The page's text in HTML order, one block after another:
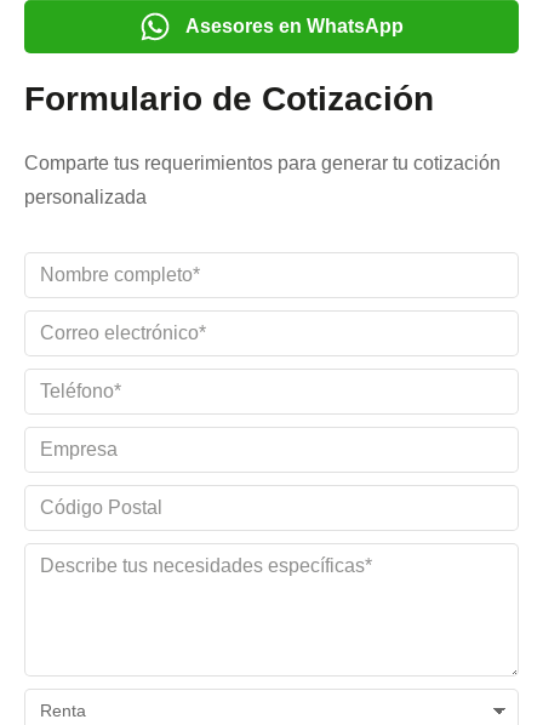
Asesores en WhatsApp
Formulario de Cotización
Comparte tus requerimientos para generar tu cotización
personalizada